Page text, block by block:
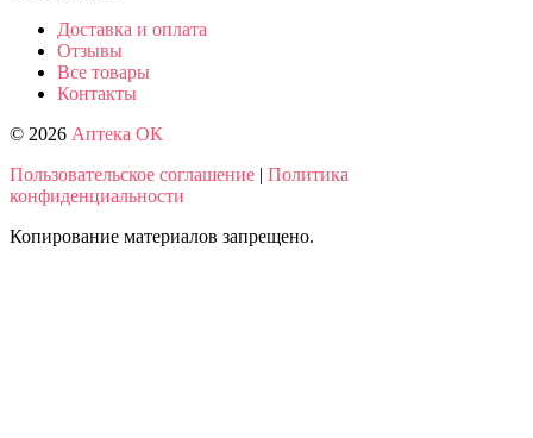
Доставка и оплата
Отзывы
Все товары
Контакты
© 2026 Аптека ОК
Пользовательское соглашение | Политика
конфиденциальности
Копирование материалов запрещено.